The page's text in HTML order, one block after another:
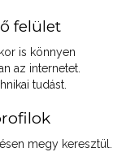
felület
is könnyen
az internetet.
tudást.
megy keresztül.